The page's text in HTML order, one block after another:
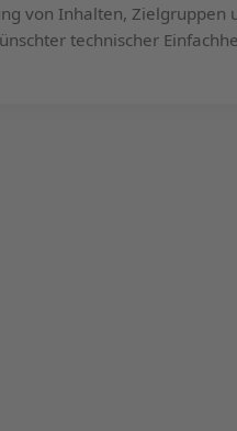
von Inhalten, Zielgruppen
technischer